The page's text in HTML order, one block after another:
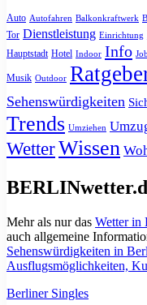
Auto Autofahren Balkonkraftwerk
Tor Dienstleistung Einrichtung
Hauptstadt Hotel Indoor Info Job
Musik Outdoor
Sehenswürdigkeiten
Trends Umziehen
WetterWissen
Mehr als nur das Wetter in
auch allgemeine
Sehenswürdigkeiten in
Ausflugsmöglichkeiten,
Berliner Singles